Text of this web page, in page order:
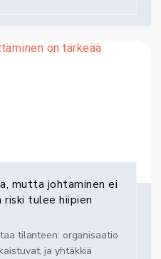
mutta johtaminen ei
riski tulee hiipien
tilanteen: organisaatio
ja yhtäkkiä